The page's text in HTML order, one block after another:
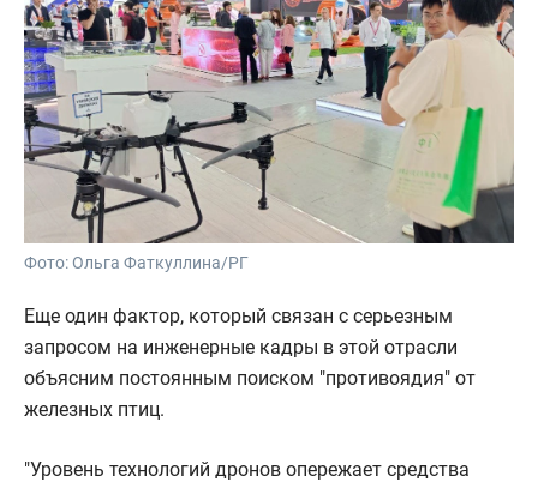
Фото: Ольга Фаткуллина/РГ
Еще один фактор, который связан с серьезным
запросом на инженерные кадры в этой отрасли
объясним постоянным поиском "противоядия" от
железных птиц.
"Уровень технологий дронов опережает средства